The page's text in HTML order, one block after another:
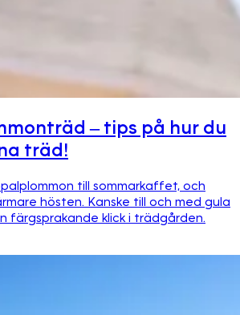
– tips på hur du
träd!
till sommarkaffet, och
hösten. Kanske till och med gula
färgsprakande klick i trädgården.